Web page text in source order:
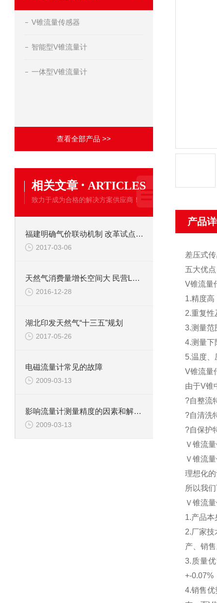
V锥流量传感器
智能型V锥流量计
一体型V锥流量计
查看全部产品 >>
相关文章 · ARTICLES
致力于成为合格的解决方案供应商！
福建明确气价联动机制 改革试点开启降价模式
2017-03-06
天然气消费量增长空间大 民营LNG接收站一期封顶
2016-12-28
湖北印发天然气“十三五”规划
2017-05-26
电磁流量计常见的故障
2009-03-13
影响流量计测量精度的因素和解决方法1
2009-03-13
产品
差压式
五大优
V锥流量
1.精度高
2.重复性
3.测量范
4.测量下
5.温度
V锥流量
由于V锥
?自整流
?自清洗
?自保护
Ｖ锥流
Ｖ锥流
理想化
所以我
Ｖ锥流
1.产品
2.厂家
产、销
3.质量
+-0.07%
4.销售